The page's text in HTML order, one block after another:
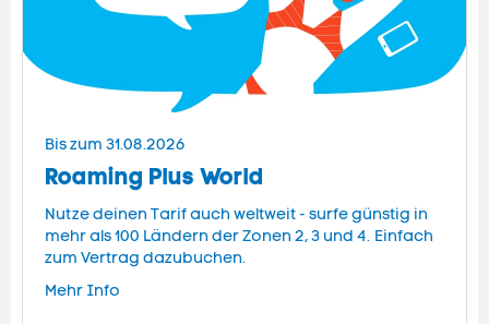
Roaming Plus World
Nutze deinen Tarif auch weltweit - surfe günstig in
mehr als 100 Ländern der Zonen 2, 3 und 4. Einfach
zum Vertrag dazubuchen.
Mehr Info
Bis zum 31.08.2026